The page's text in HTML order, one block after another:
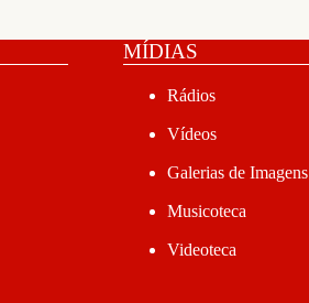
MÍDIAS
Rádios
Vídeos
Galerias de Imagens
Musicoteca
Videoteca